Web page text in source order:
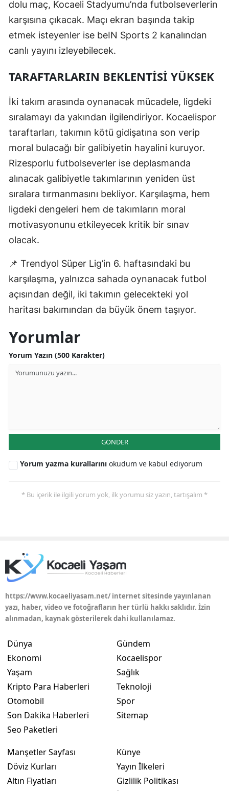
Nevşehir
Niğde
Rize
Sakarya
Samsun
Sinop
Sivas
Tokat
Tunceli
Şanlıurfa
Uşak
Karaman
Şırnak
Karabük
Kilis
dolu maç, Kocaeli Stadyumu’nda futbolseverlerin
karşısına çıkacak. Maçı ekran başında takip
etmek isteyenler ise beIN Sports 2 kanalından
canlı yayını izleyebilecek.
TARAFTARLARIN BEKLENTISI YÜKSEK
İki takım arasında oynanacak mücadele, ligdeki
sıralamayı da yakından ilgilendiriyor. Kocaelispor
taraftarları, takımın kötü gidişatına son verip
moral bulacağı bir galibiyetin hayalini kuruyor.
Rizesporlu futbolseverler ise deplasmanda
alınacak galibiyetle takımlarının yeniden üst
sıralara tırmanmasını bekliyor. Karşılaşma, hem
ligdeki dengeleri hem de takımların moral
motivasyonunu etkileyecek kritik bir sınav
olacak.
📌 Trendyol Süper Lig’in 6. haftasındaki bu
karşılaşma, yalnızca sahada oynanacak futbol
açısından değil, iki takımın gelecekteki yol
haritası bakımından da büyük önem taşıyor.
Yorumlar
Yorum Yazın (500 Karakter)
GÖNDER
Yorum yazma kurallarını okudum ve kabul ediyorum
* Bu içerik ile ilgili yorum yok, ilk yorumu siz yazın, tartışalım *
https://www.kocaeliyasam.net/ internet sitesinde yayınlanan
yazı, haber, video ve fotoğrafların her türlü hakkı saklıdır. İzin
alınmadan, kaynak gösterilerek dahi kullanılamaz.
Dünya
Ekonomi
Yaşam
Kripto Para Haberleri
Otomobil
Son Dakika Haberleri
Seo Paketleri
Gündem
Kocaelispor
Sağlık
Teknoloji
Spor
Sitemap
Manşetler Sayfası
Döviz Kurları
Altın Fiyatları
Künye
Yayın İlkeleri
Gizlilik Politikası